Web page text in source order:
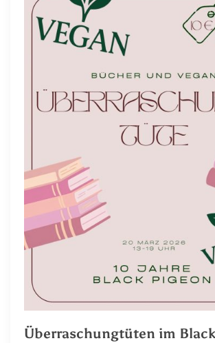
Überraschungtüten im